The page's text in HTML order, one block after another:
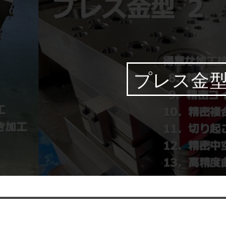
プレス金